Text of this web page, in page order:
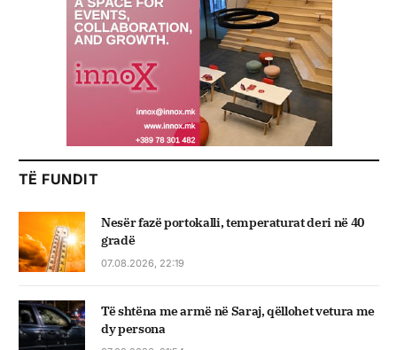
TË FUNDIT
Nesër fazë portokalli, temperaturat deri në 40
gradë
07.08.2026, 22:19
Të shtëna me armë në Saraj, qëllohet vetura me
dy persona